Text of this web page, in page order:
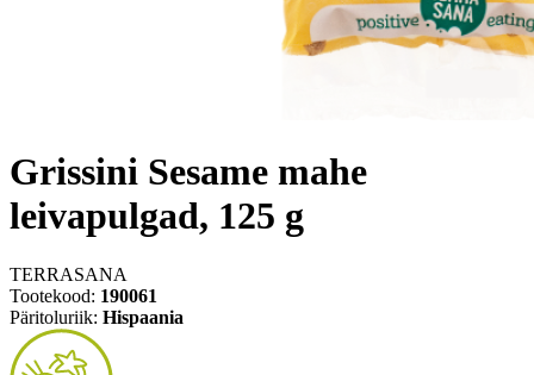
Grissini Sesame mahe
leivapulgad, 125 g
TERRASANA
Tootekood: 190061
Päritoluriik: Hispaania